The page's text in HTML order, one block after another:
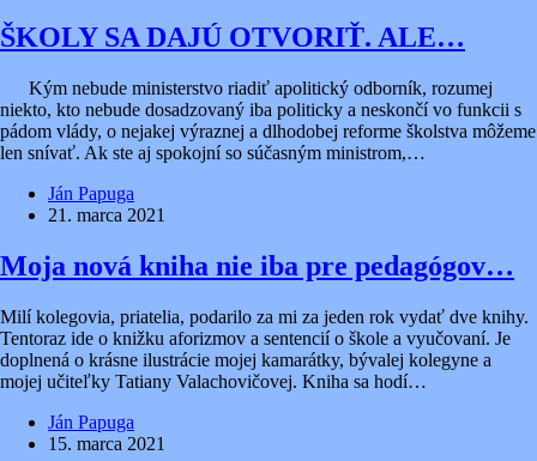
ŠKOLY SA DAJÚ OTVORIŤ. ALE…
Kým nebude ministerstvo riadiť apolitický odborník, rozumej
niekto, kto nebude dosadzovaný iba politicky a neskončí vo funkcii s
pádom vlády, o nejakej výraznej a dlhodobej reforme školstva môžeme
len snívať. Ak ste aj spokojní so súčasným ministrom,…
Ján Papuga
21. marca 2021
Moja nová kniha nie iba pre pedagógov…
Milí kolegovia, priatelia, podarilo za mi za jeden rok vydať dve knihy.
Tentoraz ide o knižku aforizmov a sentencií o škole a vyučovaní. Je
doplnená o krásne ilustrácie mojej kamarátky, bývalej kolegyne a
mojej učiteľky Tatiany Valachovičovej. Kniha sa hodí…
Ján Papuga
15. marca 2021